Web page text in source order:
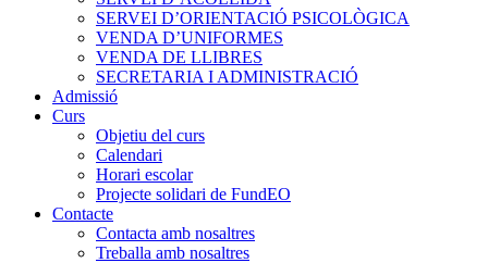
SERVEI D’ORIENTACIÓ PSICOLÒGICA
VENDA D’UNIFORMES
VENDA DE LLIBRES
SECRETARIA I ADMINISTRACIÓ
Admissió
Curs
Objetiu del curs
Calendari
Horari escolar
Projecte solidari de FundEO
Contacte
Contacta amb nosaltres
Treballa amb nosaltres